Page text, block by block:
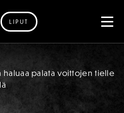
LIPUT
haluaa palata voittojen tielle